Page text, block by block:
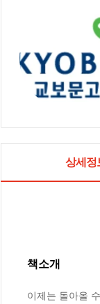
상세정
책소개
이제는 돌아올